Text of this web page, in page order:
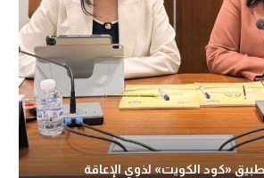
«كود الكويت» لذوي الإعاقة